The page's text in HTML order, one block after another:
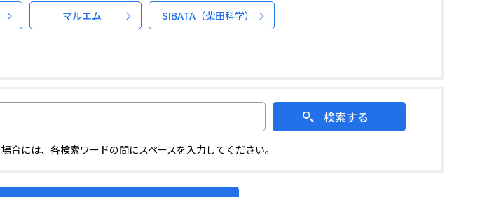
マルエム SIBATA（柴田科学）
検索する
合には、各検索ワードの間にスペースを入力してください。